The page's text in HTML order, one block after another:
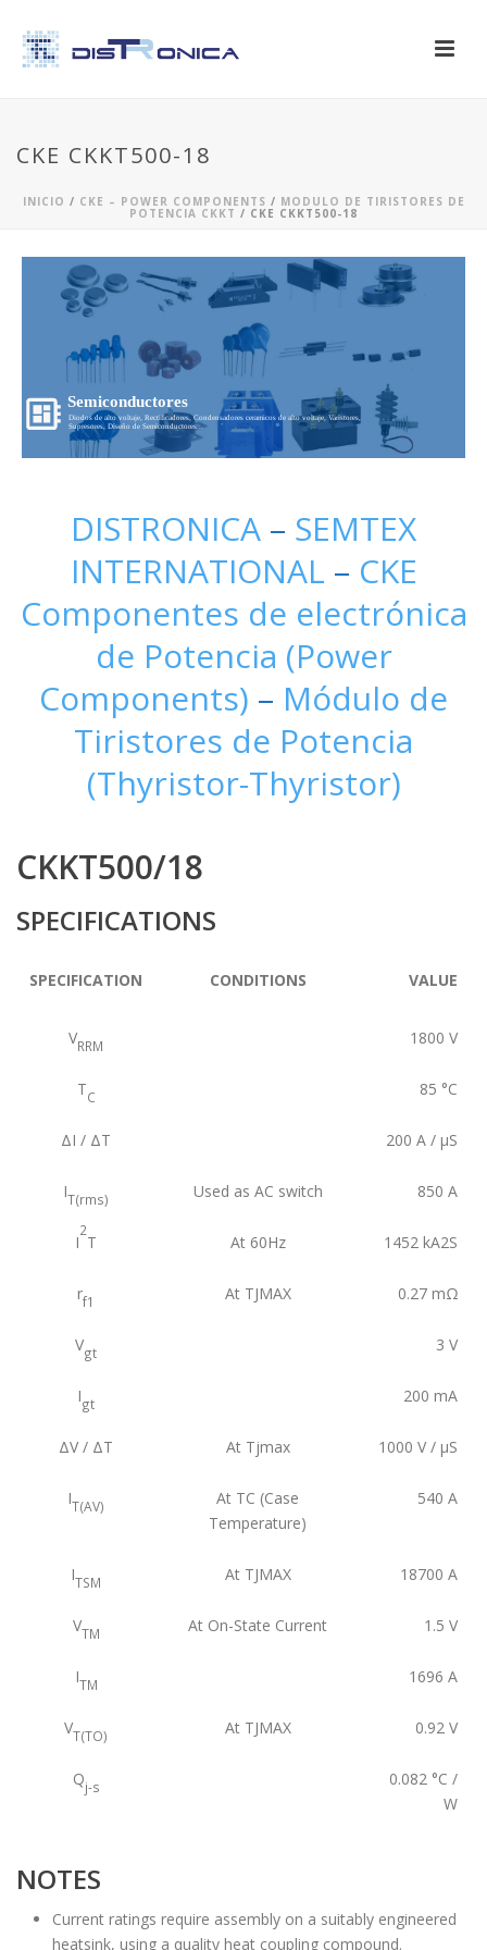
CKE CKKT500-18
INICIO / CKE – POWER COMPONENTS / MODULO DE TIRISTORES DE
POTENCIA CKKT / CKE CKKT500-18
Semiconductores
Diodos de alto voltaje, Rectificadores, Condensadores ceramicos de alto voltaje, Varistores,
Supresores, Diseño de Semiconductores...
DISTRONICA – SEMTEX
INTERNATIONAL – CKE
Componentes de electrónica
de Potencia (Power
Components) – Módulo de
Tiristores de Potencia
(Thyristor-Thyristor)
CKKT500/18
SPECIFICATIONS
SPECIFICATION CONDITIONS VALUE
VRRM 1800 V
TC 85 °C
ΔI / ΔT 200 A / µS
IT(rms) Used as AC switch 850 A
I
2
T At 60Hz 1452 kA2S
rf1 At TJMAX 0.27 mΩ
Vgt 3 V
Igt 200 mA
ΔV / ΔT At Tjmax 1000 V / µS
IT(AV)
At TC (Case
Temperature)
540 A
ITSM At TJMAX 18700 A
VTM At On-State Current 1.5 V
ITM 1696 A
VT(TO) At TJMAX 0.92 V
Qj-s 0.082 °C /
W
NOTES
Current ratings require assembly on a suitably engineered
heatsink, using a quality heat coupling compound.